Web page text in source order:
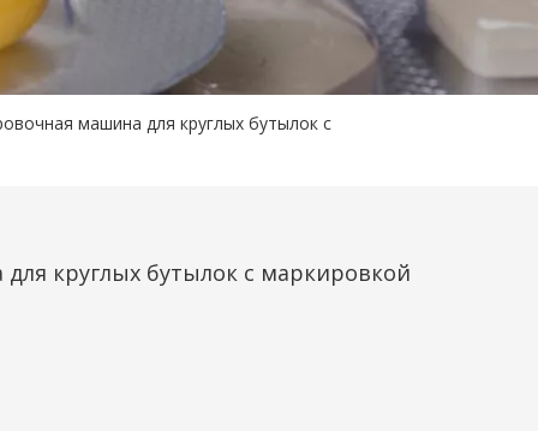
машина для круглых бутылок с
круглых бутылок с маркировкой